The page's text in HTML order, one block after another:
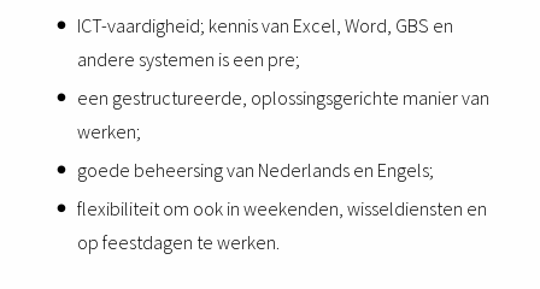
ICT-vaardigheid; kennis van Excel, Word, GBS en
andere systemen is een pre;
een gestructureerde, oplossingsgerichte manier van
werken;
goede beheersing van Nederlands en Engels;
flexibiliteit om ook in weekenden, wisseldiensten en
op feestdagen te werken.